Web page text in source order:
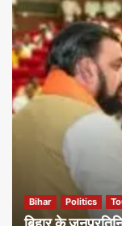
Bihar Politics